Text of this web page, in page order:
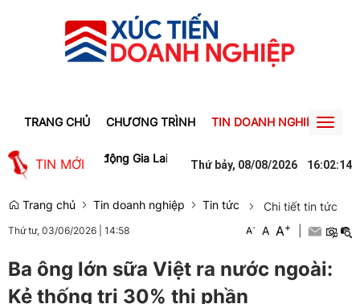
TRANG CHỦ CHƯƠNG TRÌNH TIN DOANH NGHIỆP Toggle
TIN MỚI
cho lao động Gia Lai Người phụ nữ ở Hưng Yên suýt bị mất
Thứ bảy, 08/08/2026 16:02:15
Trang chủ Tin doanh nghiệp Tin tức Chi tiết tin tức
Thứ tư, 03/06/2026 14:58 A- A A+
Ba ông lớn sữa Việt ra nước ngoài:
Kẻ thống trị 30% thị phần